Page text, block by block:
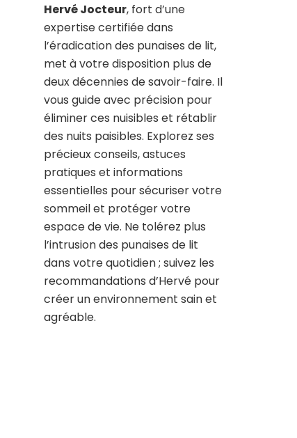
Hervé Jocteur, fort d’une
expertise certifiée dans
l’éradication des punaises de lit,
met à votre disposition plus de
deux décennies de savoir-faire. Il
vous guide avec précision pour
éliminer ces nuisibles et rétablir
des nuits paisibles. Explorez ses
précieux conseils, astuces
pratiques et informations
essentielles pour sécuriser votre
sommeil et protéger votre
espace de vie. Ne tolérez plus
l’intrusion des punaises de lit
dans votre quotidien ; suivez les
recommandations d’Hervé pour
créer un environnement sain et
agréable.